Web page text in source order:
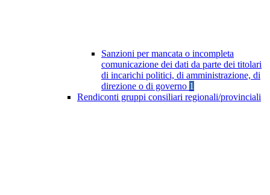
Sanzioni per mancata o incompleta
comunicazione dei dati da parte dei titolari
di incarichi politici, di amministrazione, di
direzione o di governo 1
Rendiconti gruppi consiliari regionali/provinciali